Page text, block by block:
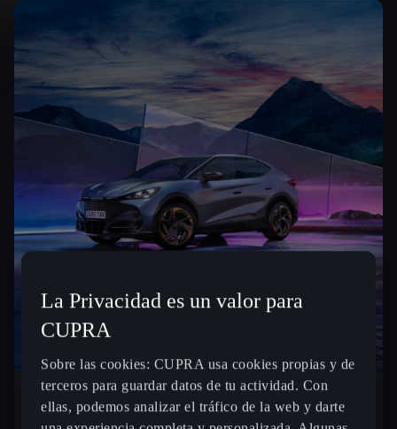
58kWh 140kW (190CV)
La Privacidad es un valor para
CUPRA
Sobre las cookies: CUPRA usa cookies propias y de
terceros para guardar datos de tu actividad. Con
ellas, podemos analizar el tráfico de la web y darte